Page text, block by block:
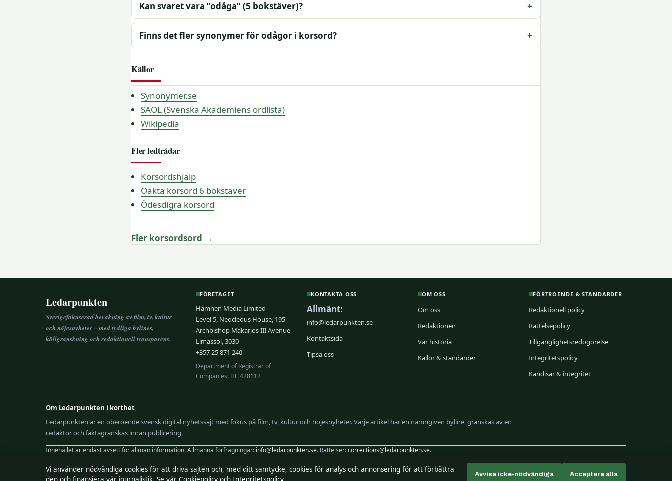
Kan svaret vara ”odåga” (5 bokstäver)?
Finns det fler synonymer för odågor i korsord?
Källor
Synonymer.se
SAOL (Svenska Akademiens ordlista)
Wikipedia
Fler ledtrådar
Korsordshjälp
Oäkta korsord 6 bokstäver
Ödesdigra korsord
Fler korsordsord →
Ledarpunkten
Sverigefokuserad bevakning av film, tv, kultur
och nöjesnyheter – med tydliga bylines,
källgranskning och redaktionell transparens.
FÖRETAGET
Hamnen Media Limited
Level 5, Neocleous House, 195
Archbishop Makarios III Avenue
Limassol, 3030
+357 25 871 240
Department of Registrar of
Companies: HE 428112
KONTAKTA OSS
Allmänt:
info@ledarpunkten.se
Kontaktsida
Tipsa oss
OM OSS
Om oss
Redaktionen
Vår historia
Källor & standarder
FÖRTROENDE & STANDARDER
Redaktionell policy
Rättelsepolicy
Tillgänglighetsredogörelse
Integritetspolicy
Kändisar & integritet
Om Ledarpunkten i korthet
Ledarpunkten är en oberoende svensk digital nyhetssajt med fokus på film, tv, kultur och nöjesnyheter. Varje artikel har en namngiven byline, granskas av en
redaktör och faktagranskas innan publicering.
Innehållet är endast avsett för allmän information. Allmänna förfrågningar: info@ledarpunkten.se. Rättelser:corrections@ledarpunkten.se.
Utgivare: Hamnen Media Limited, Limassol ·Ansvarig utgivare: Viktor Norén, Chefredaktör · Department of Registrar of Companies HE 428112
Vi använder nödvändiga cookies för att driva sajten och, med ditt samtycke, cookies för analys och annonsering för att förbättra
den och finansiera vår journalistik. Se vår Cookiepolicy och Integritetspolicy.
Avvisa icke-nödvändiga Acceptera alla